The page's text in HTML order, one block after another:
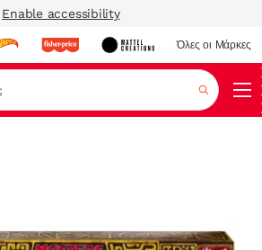
Enable accessibility
Όλες οι Μάρκες